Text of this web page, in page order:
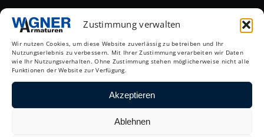
Zustimmung verwalten
Wir nutzen Cookies, um diese Website zuverlässig zu betreiben und Ihr
Nutzungserlebnis zu verbessern. Mit Ihrer Zustimmung verarbeiten wir Daten
wie Ihr Nutzungsverhalten. Ohne Zustimmung stehen möglicherweise nicht alle
Funktionen der Website zur Verfügung.
Akzeptieren
Ablehnen
August 2026
Mai 2026
April 2026